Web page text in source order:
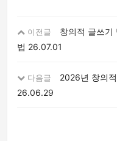
이전글
창의적 글쓰기
법 26.07.01
다음글
2026년 창의
26.06.29